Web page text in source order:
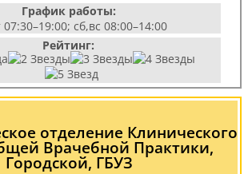
График работы:
сб,вс 08:00–14:00
Рейтинг:
отделение Клинического
Врачебной Практики,
Городской, ГБУЗ